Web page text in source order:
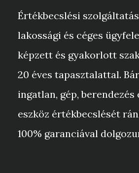
Értékbecslési
lakossági és céges
képzett és gyakorlott
20 éves tapasztalattal.
ingatlan, gép, berendezés
eszköz értékbecslését
100% garanciával